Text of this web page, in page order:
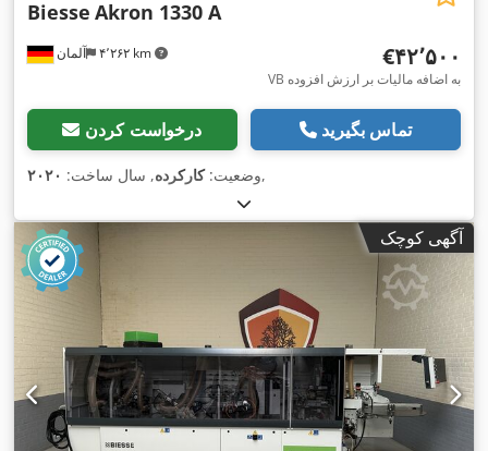
آلمان ۴٬۲۶۲ km
Biesse Akron 1330 A
‎€۴۲٬۵۰۰
VB به اضافه مالیات بر ارزش افزوده
درخواست کردن تماس بگیرید
وضعیت:کارکرده, سال ساخت: ۲۰۲۰ ,
آگهی کوچک